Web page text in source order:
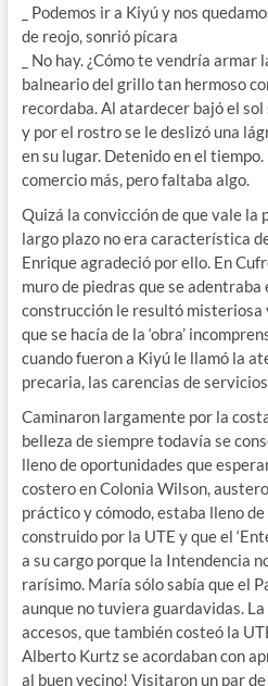
_ Podemos ir a Kiyú y nos
de reojo, sonrió pícara
_ No hay. ¿Cómo te vendría armar
balneario del grillo tan hermoso
recordaba. Al atardecer bajó el
y por el rostro se le deslizó una
en su lugar. Detenido en el
comercio más, pero faltaba algo.
Quizá la convicción de que vale la
largo plazo no era característica
Enrique agradeció por ello. En
muro de piedras que se adentraba
construcción le resultó misteriosa
que se hacía de la ‘obra’
cuando fueron a Kiyú le llamó la
precaria, las carencias de
Caminaron largamente por la
belleza de siempre todavía se
lleno de oportunidades que
costero en Colonia Wilson,
práctico y cómodo, estaba lleno
construido por la UTE y que el
a su cargo porque la Intendencia
rarísimo. María sólo sabía que el
aunque no tuviera guardavidas.
accesos, que también costeó la
Alberto Kurtz se acordaban con
al buen vecino! Visitaron un par